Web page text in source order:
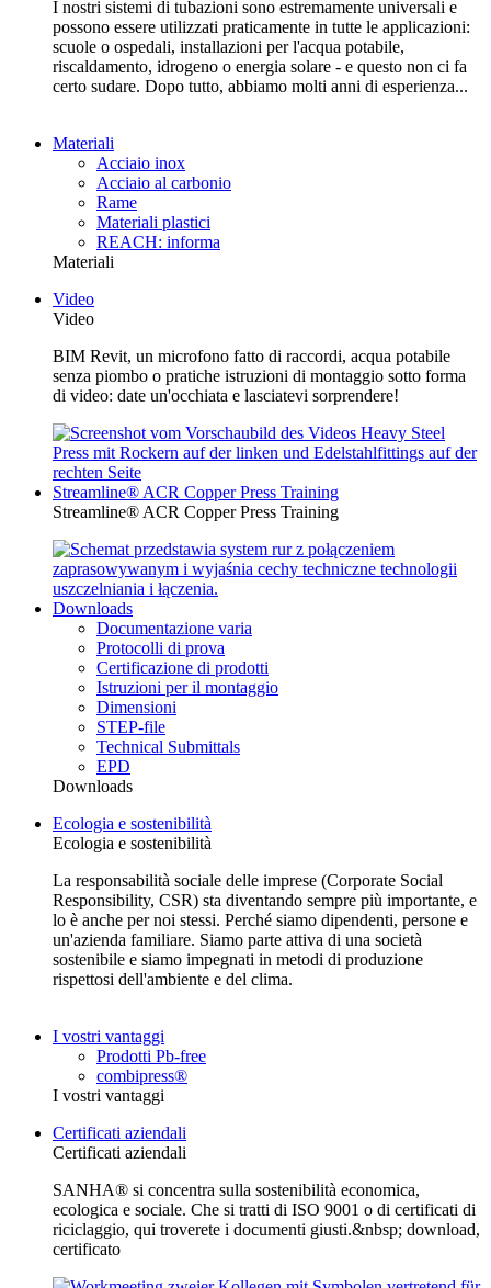
I nostri sistemi di tubazioni sono estremamente universali e
possono essere utilizzati praticamente in tutte le applicazioni:
scuole o ospedali, installazioni per l'acqua potabile,
riscaldamento, idrogeno o energia solare - e questo non ci fa
certo sudare. Dopo tutto, abbiamo molti anni di esperienza...
Materiali
Acciaio inox
Acciaio al carbonio
Rame
Materiali plastici
REACH: informa
Materiali
Video
Video
BIM Revit, un microfono fatto di raccordi, acqua potabile
senza piombo o pratiche istruzioni di montaggio sotto forma
di video: date un'occhiata e lasciatevi sorprendere!
Streamline® ACR Copper Press Training
Streamline® ACR Copper Press Training
Downloads
Documentazione varia
Protocolli di prova
Certificazione di prodotti
Istruzioni per il montaggio
Dimensioni
STEP-file
Technical Submittals
EPD
Downloads
Ecologia e sostenibilità
Ecologia e sostenibilità
La responsabilità sociale delle imprese (Corporate Social
Responsibility, CSR) sta diventando sempre più importante, e
lo è anche per noi stessi. Perché siamo dipendenti, persone e
un'azienda familiare. Siamo parte attiva di una società
sostenibile e siamo impegnati in metodi di produzione
rispettosi dell'ambiente e del clima.
I vostri vantaggi
Prodotti Pb-free
combipress®
I vostri vantaggi
Certificati aziendali
Certificati aziendali
SANHA® si concentra sulla sostenibilità economica,
ecologica e sociale. Che si tratti di ISO 9001 o di certificati di
riciclaggio, qui troverete i documenti giusti.&nbsp; download,
certificato